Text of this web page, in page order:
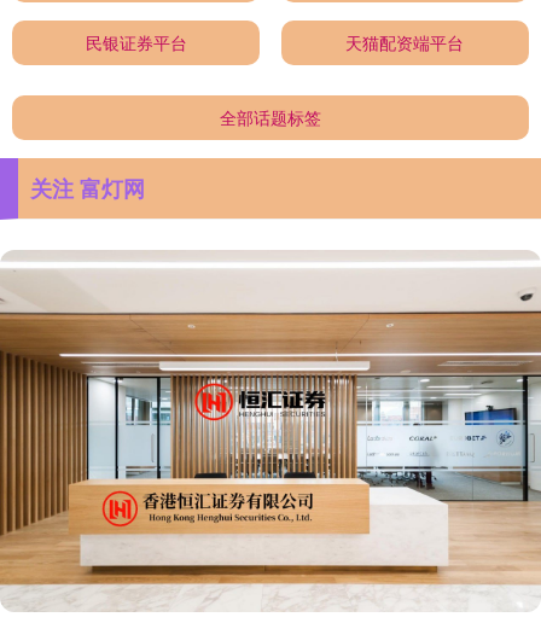
民银证券平台 天猫配资端平台
全部话题标签
关注 富灯网